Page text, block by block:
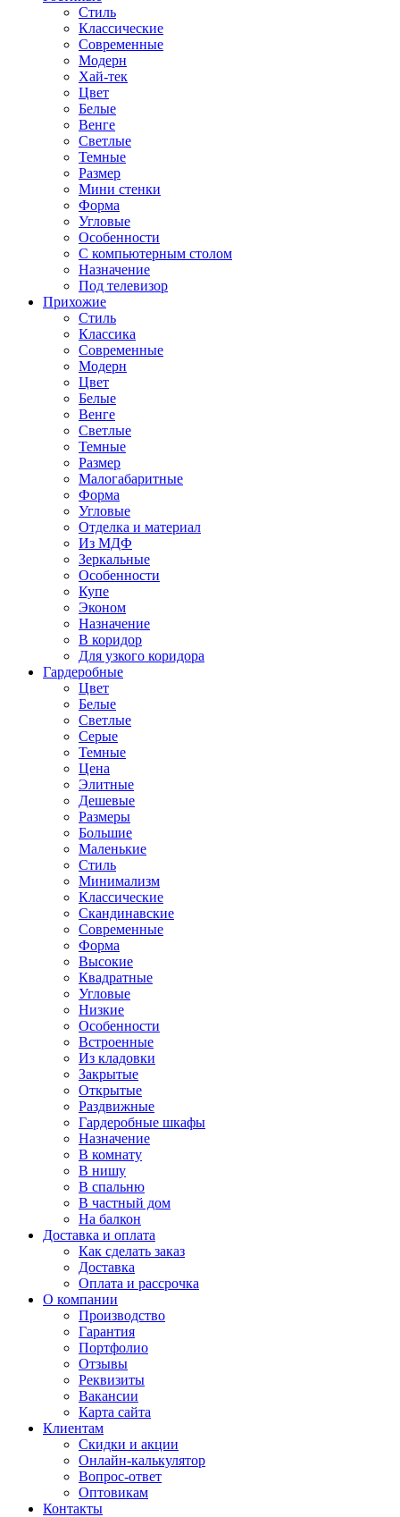
Стиль
Классические
Современные
Модерн
Хай-тек
Цвет
Белые
Венге
Светлые
Темные
Размер
Мини стенки
Форма
Угловые
Особенности
С компьютерным столом
Назначение
Под телевизор
Прихожие
Стиль
Классика
Современные
Модерн
Цвет
Белые
Венге
Светлые
Темные
Размер
Малогабаритные
Форма
Угловые
Отделка и материал
Из МДФ
Зеркальные
Особенности
Купе
Эконом
Назначение
В коридор
Для узкого коридора
Гардеробные
Цвет
Белые
Светлые
Серые
Темные
Цена
Элитные
Дешевые
Размеры
Большие
Маленькие
Стиль
Минимализм
Классические
Скандинавские
Современные
Форма
Высокие
Квадратные
Угловые
Низкие
Особенности
Встроенные
Из кладовки
Закрытые
Открытые
Раздвижные
Гардеробные шкафы
Назначение
В комнату
В нишу
В спальню
В частный дом
На балкон
Доставка и оплата
Как сделать заказ
Доставка
Оплата и рассрочка
О компании
Производство
Гарантия
Портфолио
Отзывы
Реквизиты
Вакансии
Карта сайта
Клиентам
Скидки и акции
Онлайн-калькулятор
Вопрос-ответ
Оптовикам
Контакты